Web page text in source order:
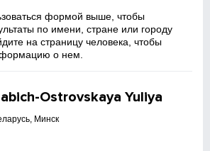
формой выше, чтобы
по имени, стране или городу
на страницу человека, чтобы
о нем.
Ostrovskaya Yuliya
Минск